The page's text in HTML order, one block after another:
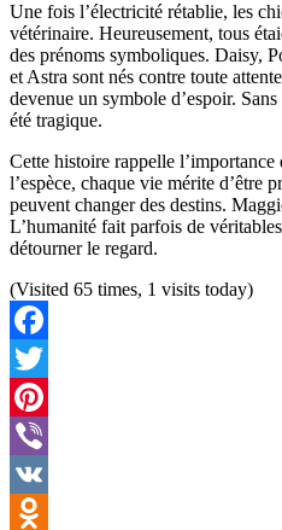
Une fois l’électricité rétablie, les
vétérinaire. Heureusement, tous
des prénoms symboliques. Daisy,
et Astra sont nés contre toute
devenue un symbole d’espoir.
été tragique.
Cette histoire rappelle l’importance
l’espèce, chaque vie mérite d’être
peuvent changer des destins.
L’humanité fait parfois de
détourner le regard.
(Visited 65 times, 1 visits today)
Facebook
Twitter
Pinterest
Viber
VK